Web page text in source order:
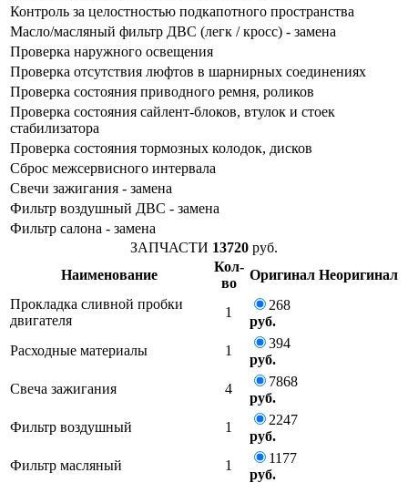
Контроль за целостностью подкапотного пространства
Масло/масляный фильтр ДВС (легк / кросс) - замена
Проверка наружного освещения
Проверка отсутствия люфтов в шарнирных соединениях
Проверка состояния приводного ремня, роликов
Проверка состояния сайлент-блоков, втулок и стоек
стабилизатора
Проверка состояния тормозных колодок, дисков
Сброс межсервисного интервала
Свечи зажигания - замена
Фильтр воздушный ДВС - замена
Фильтр салона - замена
ЗАПЧАСТИ 13720 руб.
Наименование
Кол-
во
Оригинал Неоригинал
Прокладка сливной пробки
двигателя
1
268
руб.
Расходные материалы
1
394
руб.
Свеча зажигания
4
7868
руб.
Фильтр воздушный
1
2247
руб.
Фильтр масляный
1
1177
руб.